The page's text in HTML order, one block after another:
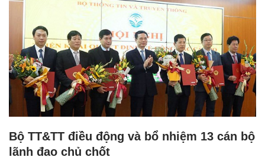
Bộ TT&TT điều động và bổ nhiệm 13 cán bộ
lãnh đạo chủ chốt